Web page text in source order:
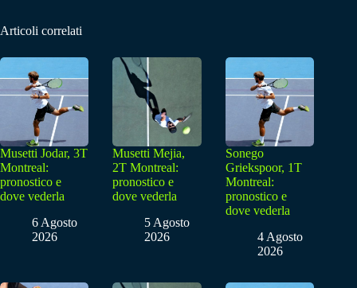
Articoli correlati
Musetti Jodar, 3T
Montreal:
pronostico e
dove vederla
6 Agosto
2026
Musetti Mejia,
2T Montreal:
pronostico e
dove vederla
5 Agosto
2026
Sonego
Griekspoor, 1T
Montreal:
pronostico e
dove vederla
4 Agosto
2026